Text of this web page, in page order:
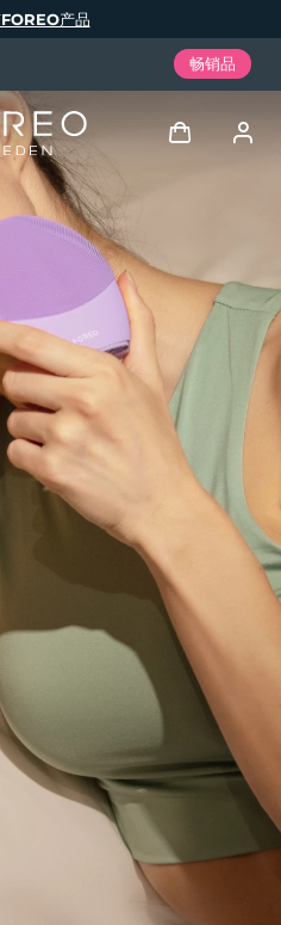
产品
畅销品
用户信息
我的设备
我的订单
我的地址
我的订阅
Elixir
Set
Español
Português
Русский
繁體中文
预计送达日期 8/11/26
预计送达日期 8/10/26
8/10/26
预计送达日期 8/13/26
预计送达日期
预计送达日期